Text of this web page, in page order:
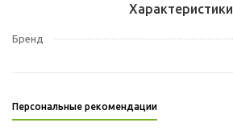
Характеристики
Бренд
Персональные рекомендации